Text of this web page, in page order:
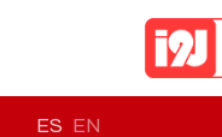
ES EN